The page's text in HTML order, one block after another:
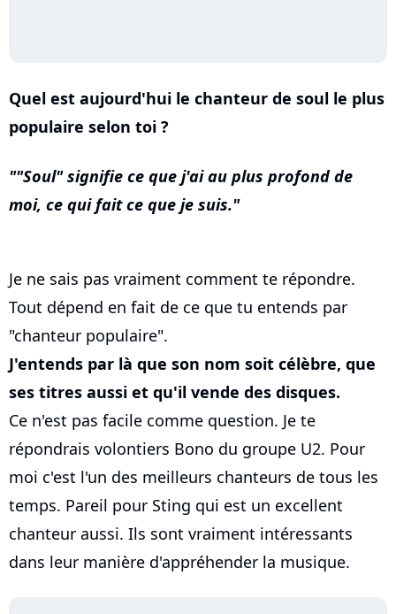
Quel est aujourd'hui le chanteur de soul le plus
populaire selon toi ?
"Soul" signifie ce que j'ai au plus profond de
moi, ce qui fait ce que je suis.
Je ne sais pas vraiment comment te répondre.
Tout dépend en fait de ce que tu entends par
"chanteur populaire".
J'entends par là que son nom soit célèbre, que
ses titres aussi et qu'il vende des disques.
Ce n'est pas facile comme question. Je te
répondrais volontiers Bono du groupe U2. Pour
moi c'est l'un des meilleurs chanteurs de tous les
temps. Pareil pour Sting qui est un excellent
chanteur aussi. Ils sont vraiment intéressants
dans leur manière d'appréhender la musique.